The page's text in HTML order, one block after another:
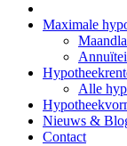
Maximale
Alle
Nieuws &
Contact